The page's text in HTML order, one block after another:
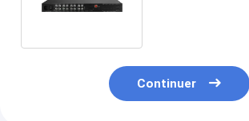
Continuer